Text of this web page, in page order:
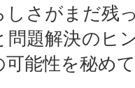
しさがまだ残
問題解決のヒ
能性を秘め